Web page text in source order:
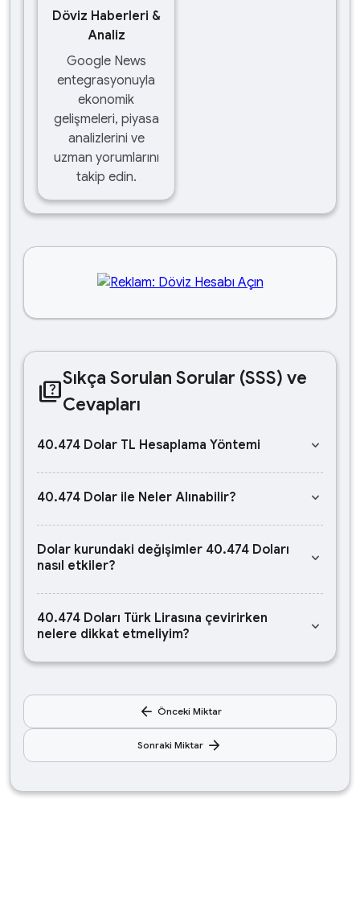
Döviz Haberleri &
Analiz
Google News
entegrasyonuyla
ekonomik
gelişmeleri, piyasa
analizlerini ve
uzman yorumlarını
takip edin.
quizSıkça Sorulan Sorular (SSS) ve
Cevapları
40.474 Dolar TL Hesaplama Yöntemi keyboard_arrow_down
40.474 Dolar ile Neler Alınabilir? keyboard_arrow_down
Dolar kurundaki değişimler 40.474 Doları
nasıl etkiler?
keyboard_arrow_down
40.474 Doları Türk Lirasına çevirirken
nelere dikkat etmeliyim?
keyboard_arrow_down
arrow_back Önceki Miktar
Sonraki Miktar arrow_forward